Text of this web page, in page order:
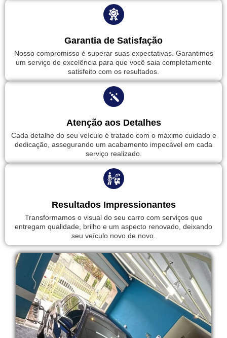
Garantia de Satisfação
Nosso compromisso é superar suas expectativas. Garantimos
um serviço de excelência para que você saia completamente
satisfeito com os resultados.
Atenção aos Detalhes
Cada detalhe do seu veículo é tratado com o máximo cuidado e
dedicação, assegurando um acabamento impecável em cada
serviço realizado.
Resultados Impressionantes
Transformamos o visual do seu carro com serviços que
entregam qualidade, brilho e um aspecto renovado, deixando
seu veículo novo de novo.